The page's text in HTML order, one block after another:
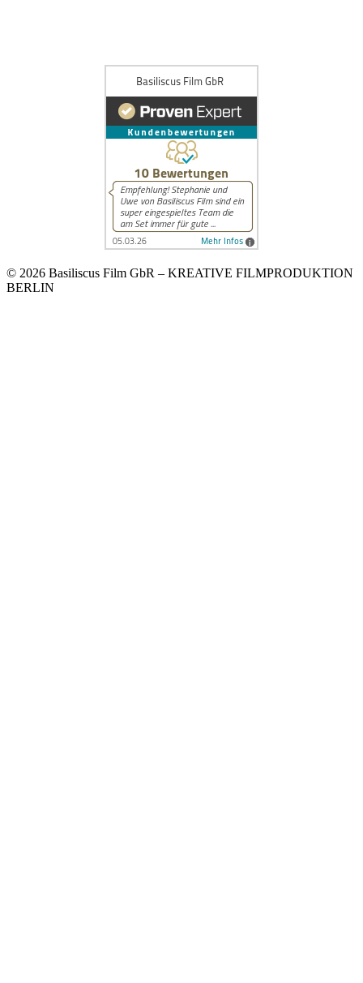
© 2026 Basiliscus Film GbR – KREATIVE FILMPRODUKTION
BERLIN